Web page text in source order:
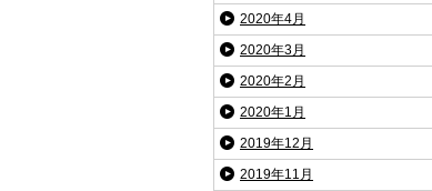
2020年4月
2020年3月
2020年2月
2020年1月
2019年12月
2019年11月